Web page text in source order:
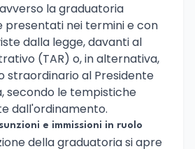
la graduatoria
presentati nei termini e con
dalla legge, davanti al
(TAR) o, in alternativa,
straordinario al Presidente
secondo le tempistiche
dall'ordinamento.
e immissioni in ruolo
della graduatoria si apre